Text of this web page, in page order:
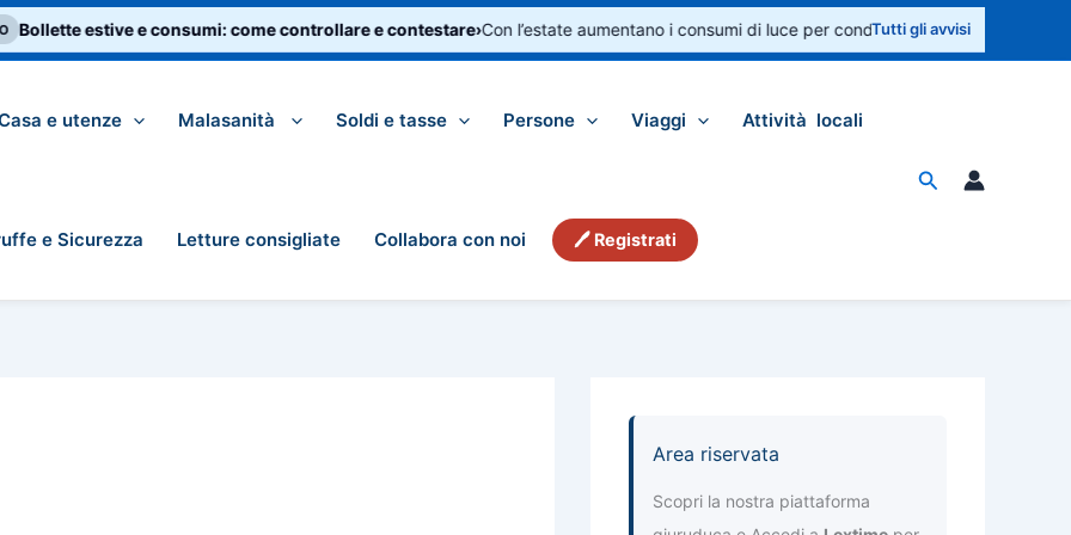
Bollette estive e consumi: come controllare e contestare›Con l’estate aumentano i consumi di luce per condizionatori e ventilatori.
Tutti gli avvisi
e utenze Malasanità Soldi e tasse Persone Viaggi Attività locali
e Sicurezza Letture consigliate Collabora con noi 🖊 Registrati
Cerca
Area riservata
Scopri la nostra piattaforma